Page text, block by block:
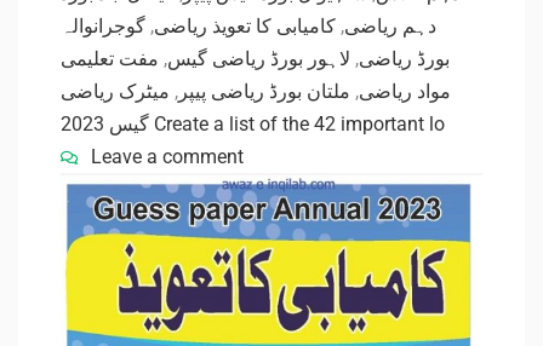
دہم ریاضی, کامیابی کا تعویذ ریاضی, گوجرانوالہ
بورڈ ریاضی, لاہور بورڈ ریاضی گیس, مفت تعلیمی
مواد ریاضی, ملتان بورڈ ریاضی پیپر , میٹرک ریاضی
گیس 2023 Create a list of the 42 important lo
Leave a comment